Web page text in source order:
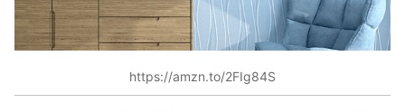
https://amzn.to/2FIg84S